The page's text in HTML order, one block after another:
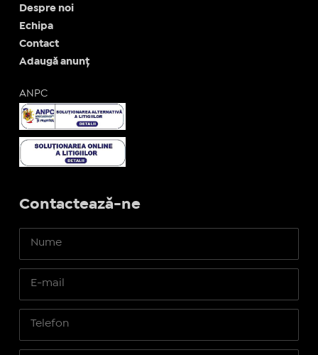
Despre noi
Echipa
Contact
Adaugă anunț
ANPC
Contactează-ne